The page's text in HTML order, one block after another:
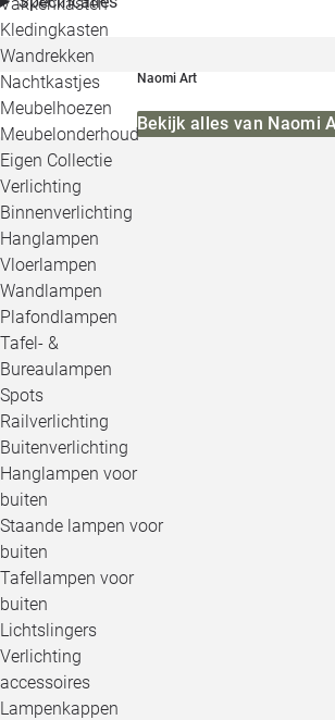
Kledingkasten
Wandrekken
Nachtkastjes
Meubelhoezen
Meubelonderhoud
Eigen Collectie
Verlichting
Binnenverlichting
Hanglampen
Vloerlampen
Wandlampen
Plafondlampen
Tafel- &
Bureaulampen
Spots
Railverlichting
Buitenverlichting
Hanglampen voor
buiten
Staande lampen voor
buiten
Tafellampen voor
buiten
Lichtslingers
Verlichting
accessoires
Lampenkappen
Naomi Art
Bekijk alles van Naomi